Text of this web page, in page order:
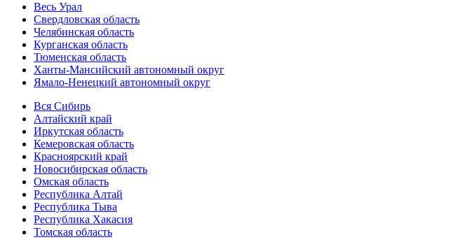
Весь Урал
Свердловская область
Челябинская область
Курганская область
Тюменская область
Ханты-Мансийский автономный округ
Ямало-Ненецкий автономный округ
Вся Сибирь
Алтайский край
Иркутская область
Кемеровская область
Красноярский край
Новосибирская область
Омская область
Республика Алтай
Республика Тыва
Республика Хакасия
Томская область